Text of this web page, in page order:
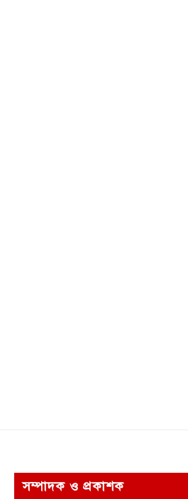
সম্পাদক ও প্রকাশক